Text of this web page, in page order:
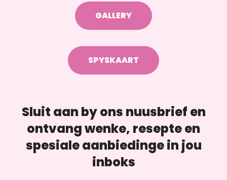
GALLERY
SPYSKAART
Sluit aan by ons nuusbrief en
ontvang wenke, resepte en
spesiale aanbiedinge in jou
inboks